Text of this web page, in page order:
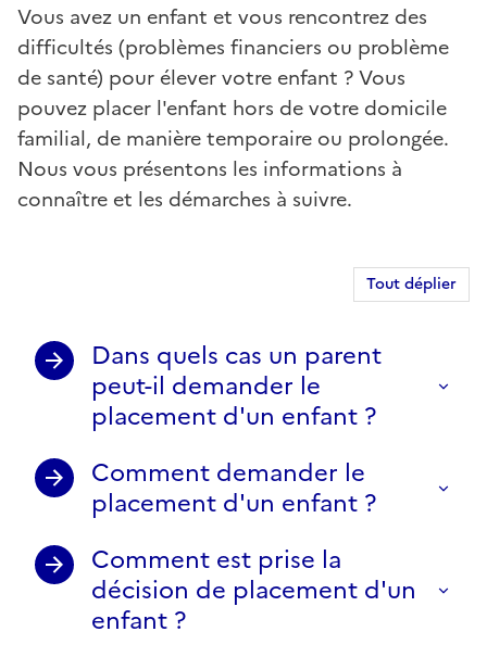
Vous avez un enfant et vous rencontrez des
difficultés (problèmes financiers ou problème
de santé) pour élever votre enfant ? Vous
pouvez placer l'enfant hors de votre domicile
familial, de manière temporaire ou prolongée.
Nous vous présentons les informations à
connaître et les démarches à suivre.
Tout déplier
Dans quels cas un parent
peut-il demander le
placement d'un enfant ?
Comment demander le
placement d'un enfant ?
Comment est prise la
décision de placement d'un
enfant ?